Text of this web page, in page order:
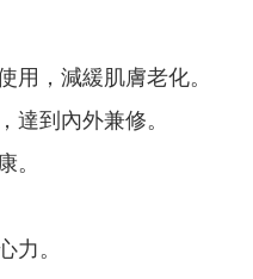
用，減緩肌膚老化。
達到內外兼修。
。
力。